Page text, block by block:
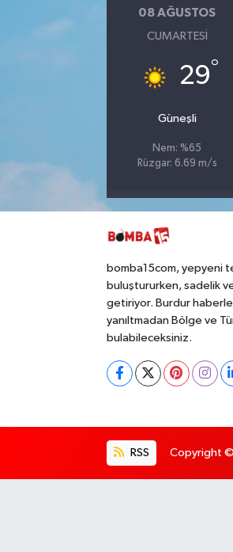
08 AĞUSTOS
CUMARTESI
29°
Güneşli
Nem: %65
Rüzgar: 6.69 m/s
bomba15com, yepyeni
buluştururken, sadelik
getiriyor. Burdur
yanıltmadan Bölge ve
bulabileceksiniz.
RSS Copyright ©